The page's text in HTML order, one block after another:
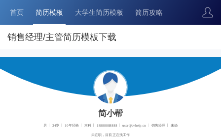
首页 简历模板 大学生简历模板 简历攻略
销售经理/主管简历模板下载
简小帮
男 34岁 10年经验 本科 18888888888 user@cvhelp.cn 销售经理 未婚
未在职，目前正在找工作